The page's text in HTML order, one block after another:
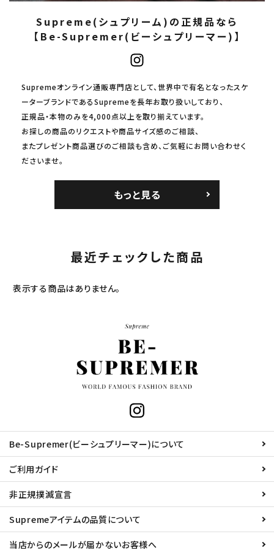
Supreme(シュプリーム)の正規品なら
【Be-Supremer(ビーシュプリーマー)】
Supremeオンライン通販専門店として、世界中で有名となったスケ
ーターブランドであるSupremeを長年お取り扱いしており、
正規品・本物のみを4,000点以上を取り揃えています。
お探しの商品のリクエストや商品サイズ感のご相談、
またプレゼント商品選びのご相談も含め、ご気軽にお問い合わせく
ださいませ。
もっと見る
最近チェックした商品
表示する商品はありません。
Be-Supremer(ビーシュプリーマー)について
ご利用ガイド
非正規撲滅宣言
Supremeアイテムの品質について
当店からのメールが届かないお客様へ